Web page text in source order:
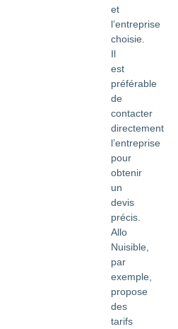
et
l’entreprise
choisie.
Il
est
préférable
de
contacter
directement
l’entreprise
pour
obtenir
un
devis
précis.
Allo
Nuisible,
par
exemple,
propose
des
tarifs